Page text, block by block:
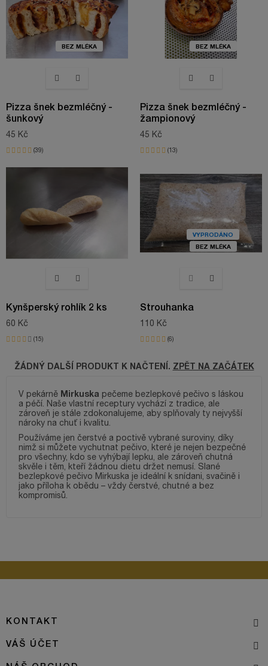
BEZ MLÉKA
Pizza šnek bezmléčný -
šunkový
45 Kč
39
BEZ MLÉKA
Pizza šnek bezmléčný -
žampionový
45 Kč
13
Kynšperský rohlík 2 ks
60 Kč
15
VYPRODÁNO
BEZ MLÉKA
Strouhanka
110 Kč
6
ŽÁDNÝ DALŠÍ PRODUKT K NAČTENÍ. ZPĚT NA ZAČÁTEK
V pekárně Mirkuska pečeme bezlepkové pečivo s láskou
a péčí. Naše vlastní receptury vychází z tradice, ale
zároveň je stále zdokonalujeme, aby splňovaly ty nejvyšší
nároky na chuť i kvalitu.
Používáme jen čerstvé a poctivě vybrané suroviny, díky
nimž si můžete vychutnat pečivo, které je nejen bezpečné
pro všechny, kdo se vyhýbají lepku, ale zároveň chutná
skvěle i těm, kteří žádnou dietu držet nemusí. Slané
bezlepkové pečivo Mirkuska je ideální k snídani, svačině i
jako příloha k obědu – vždy čerstvé, chutné a bez
kompromisů.
KONTAKT
VÁŠ ÚČET